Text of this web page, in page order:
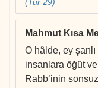
(Tur 29)
Mahmut Kısa
O hâlde, ey
insanlara öğüt
Rabb’inin